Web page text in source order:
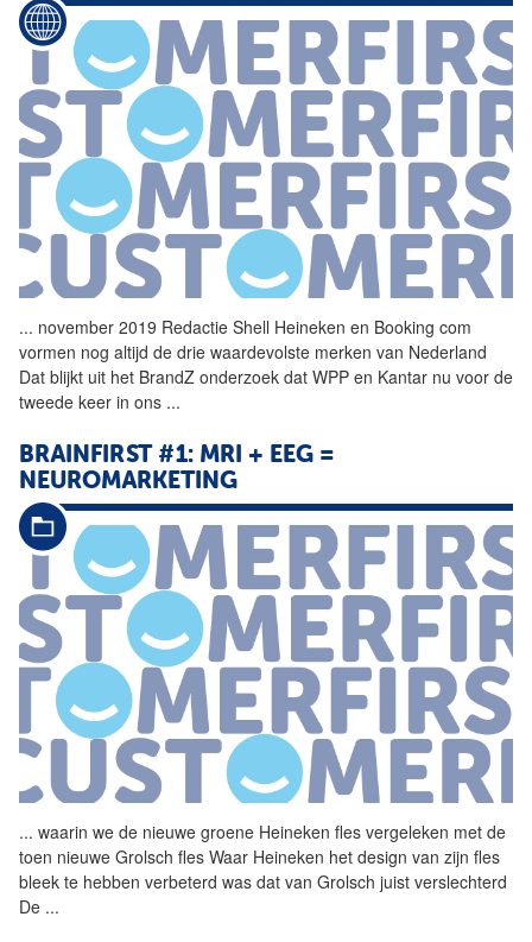
... november 2019 Redactie Shell Heineken en Booking com
vormen nog altijd de drie waardevolste merken van Nederland
Dat blijkt uit het BrandZ onderzoek dat WPP en Kantar nu voor de
tweede keer in ons ...
BRAINFIRST #1: MRI + EEG =
NEUROMARKETING
... waarin we de nieuwe groene Heineken fles vergeleken met de
toen nieuwe Grolsch fles Waar Heineken het design van zijn fles
bleek te hebben verbeterd was dat van Grolsch juist verslechterd
De ...